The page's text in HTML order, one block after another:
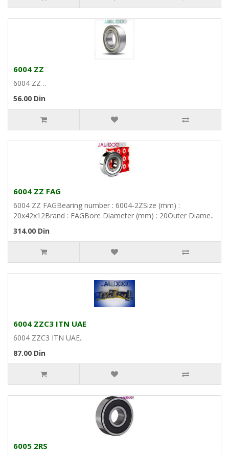
6004 ZZ
6004 ZZ ..
56.00 Din
6004 ZZ FAG
6004 ZZ FAGBearing number : 6004-2ZSize (mm) :
20x42x12Brand : FAGBore Diameter (mm) : 20Outer Diame..
314.00 Din
6004 ZZC3 ITN UAE
6004 ZZC3 ITN UAE..
87.00 Din
6005 2RS